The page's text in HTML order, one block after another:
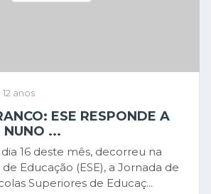
12 anos
ESE RESPONDE A
NUNO ...
16 deste mês, decorreu na
Educação (ESE), a Jornada de
Superiores de Educaç...